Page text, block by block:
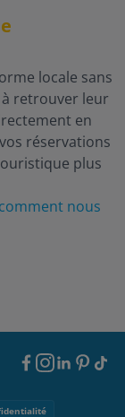
locale sans
retrouver leur
en
réservations
plus
nous
Footer
Social